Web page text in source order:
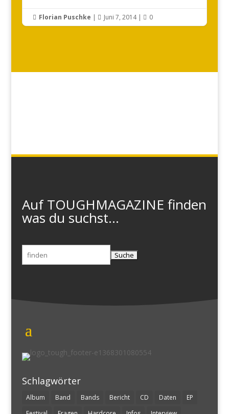
 Florian Puschke |  Juni 7, 2014|  0
Auf TOUGHMAGAZINE finden
was du suchst...
Suchen
nach:
Schlagwörter
Album Band Bands Bericht CD Daten
EP